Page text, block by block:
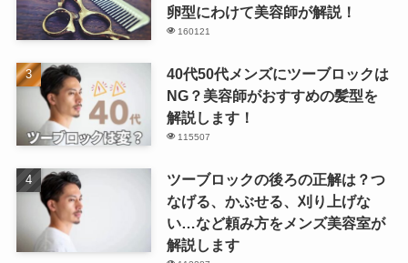
卵型にわけて美容師が解説！
160121
40代50代メンズにツーブロックは
NG？美容師がおすすめの髪型を
解説します！
115507
ツーブロックの後ろの正解は？つ
なげる、かぶせる、刈り上げな
い…など頼み方をメンズ美容室が
解説します